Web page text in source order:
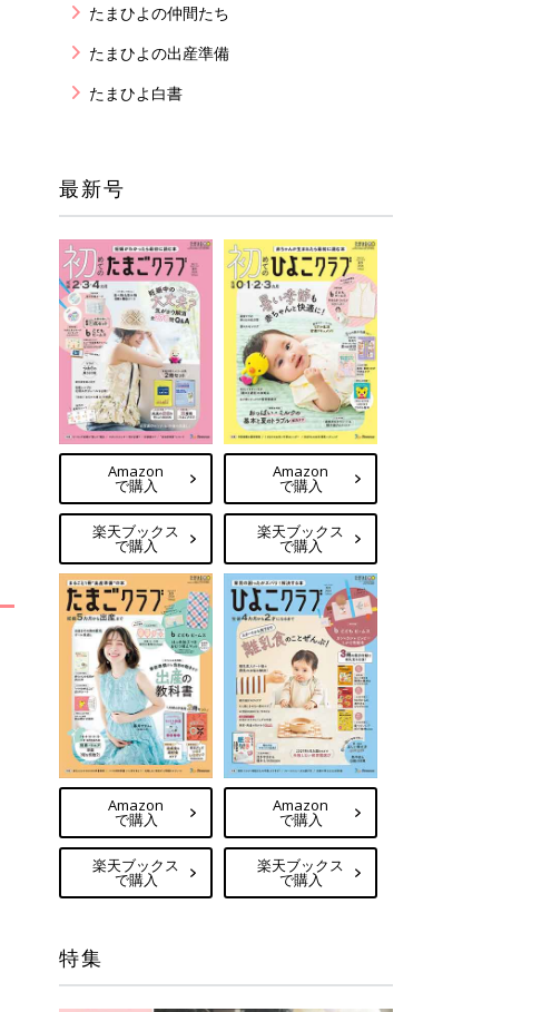
たまひよの仲間たち
たまひよの出産準備
たまひよ白書
最新号
Amazon
で購入
楽天ブックス
で購入
Amazon
で購入
楽天ブックス
で購入
Amazon
で購入
楽天ブックス
で購入
Amazon
で購入
楽天ブックス
で購入
特集